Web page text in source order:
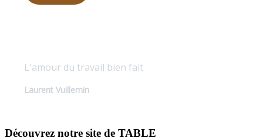
L'amour du travail bien fait
Laurent Vuillemin
Découvrez notre site de TABLE